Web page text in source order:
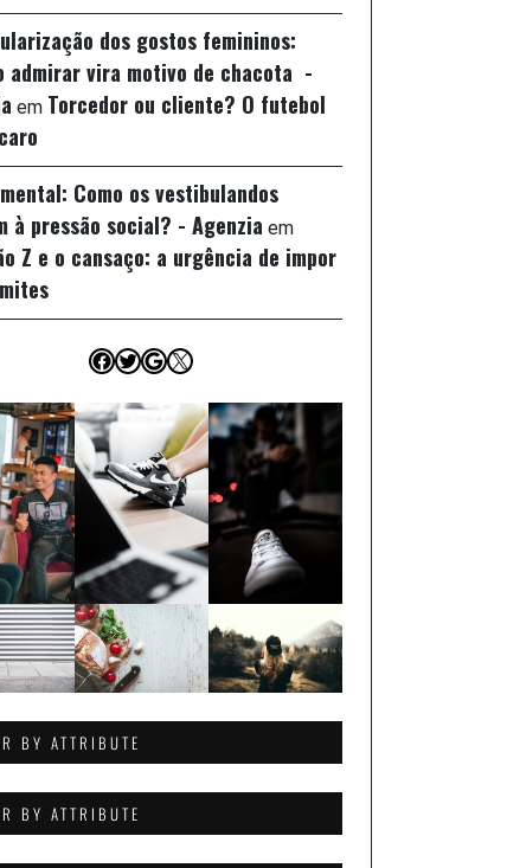
dos gostos femininos:
admirar vira motivo de chacota -
em Torcedor ou cliente? O futebol
Como os vestibulandos
à pressão social? - Agenzia em
Z e o cansaço: a urgência de impor
Facebook
Twitter
Google
X
BY ATTRIBUTE
BY ATTRIBUTE